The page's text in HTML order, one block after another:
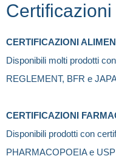
Certificazioni
CERTIFICAZIONI
Disponibili molti prodotti
REGLEMENT, BFR e
CERTIFICAZIONI
Disponibili prodotti con
PHARMACOPOEIA e USP